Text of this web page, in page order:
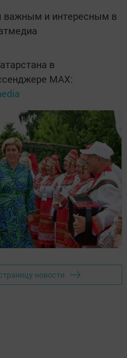
важным и интересным в
в
MАХ:
новости